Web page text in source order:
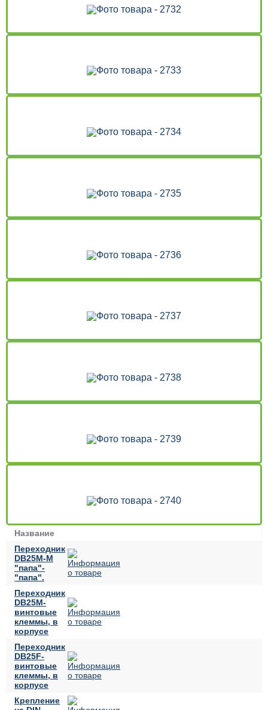
Название
Переходник
DB25M-M
"папа"-
"папа".
Переходник
DB25M-
винтовые
клеммы, в
корпусе
Переходник
DB25F-
винтовые
клеммы, в
корпусе
Крепление